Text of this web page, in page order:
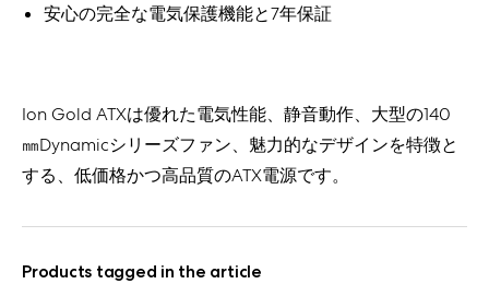
安心の完全な電気保護機能と7年保証
Ion Gold ATXは優れた電気性能、静音動作、大型の140
㎜Dynamicシリーズファン、魅力的なデザインを特徴と
する、低価格かつ高品質のATX電源です。
Products tagged in the article